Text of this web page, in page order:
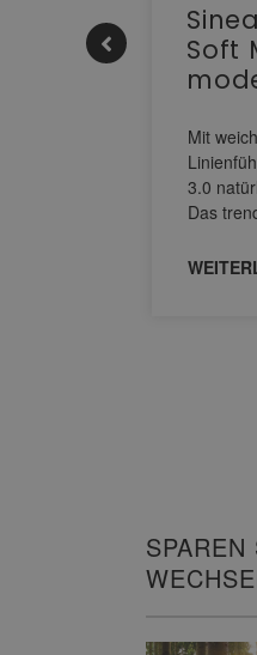
Soft
Mit
3.0
Das